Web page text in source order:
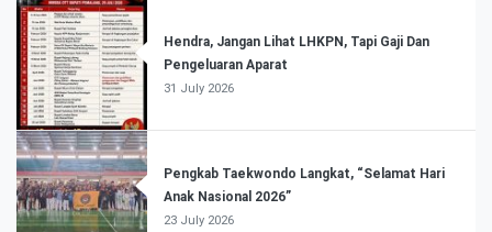
Hendra, Jangan Lihat LHKPN, Tapi Gaji Dan
Pengeluaran Aparat
31 July 2026
Pengkab Taekwondo Langkat, “Selamat Hari
Anak Nasional 2026”
23 July 2026